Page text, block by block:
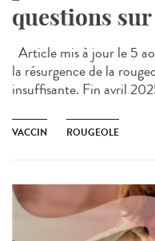
questions
Article mis à jour le 5
la résurgence de la
insuffisante. Fin avril
VACCIN ROUGEOLE